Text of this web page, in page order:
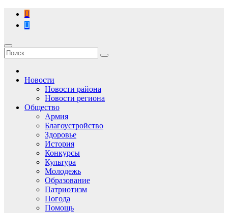
Перейти
содержимому
Новости
Новости района
Новости региона
Общество
Армия
Благоустройство
Здоровье
История
Конкурсы
Культура
Молодежь
Образование
Патриотизм
Погода
Помощь